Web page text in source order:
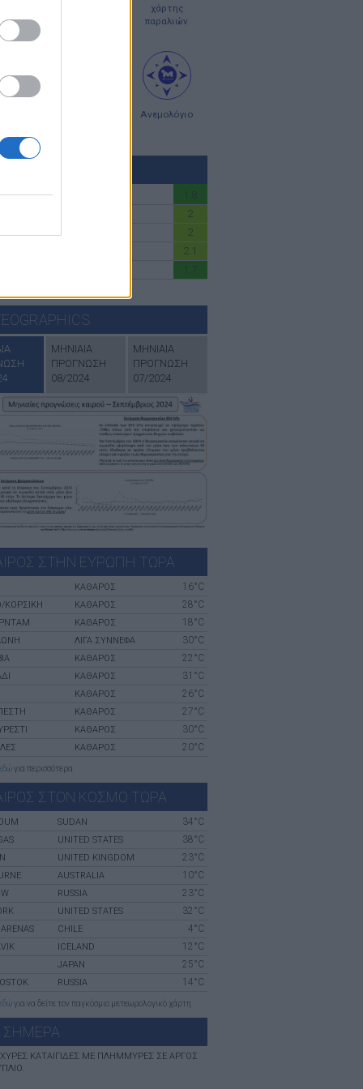
χάρτης
παραλιών
Ανεμολόγιο
ATTIKH 1.8
2
2
2.1
1.7
ΜΗΝΙΑΙΑ
ΠΡΟΓΝΩΣΗ
08/2024
ΜΗΝΙΑΙΑ
ΠΡΟΓΝΩΣΗ
07/2024
ΣΤΗΝ ΕΥΡΩΠΗ ΤΩΡΑ
ΚΑΘΑΡΟΣ 16°C
ΚΟΡΣΙΚΉ ΚΑΘΑΡΟΣ 28°C
ΚΑΘΑΡΟΣ 18°C
ΛΙΓΑ ΣΥΝΝΕΦΑ 30°C
ΚΑΘΑΡΟΣ 22°C
ΚΑΘΑΡΟΣ 31°C
ΚΑΘΑΡΟΣ 26°C
ΚΑΘΑΡΟΣ 27°C
ΚΑΘΑΡΟΣ 30°C
ΚΑΘΑΡΟΣ 20°C
για περισσότερα
ΣΤΟΝ ΚΟΣΜΟ ΤΩΡΑ
SUDAN 34°C
UNITED STATES 38°C
UNITED KINGDOM 23°C
AUSTRALIA 10°C
RUSSIA 23°C
UNITED STATES 32°C
CHILE 4°C
ICELAND 12°C
JAPAN 25°C
RUSSIA 14°C
για να δείτε τον παγκόσμιο μετεωρολογικό χάρτη
ΣHΜΕΡΑ
ΚΑΤΑΙΓΊΔΕΣ ΜΕ ΠΛΗΜΜΎΡΕΣ ΣΕ ΑΡΓΟΣ